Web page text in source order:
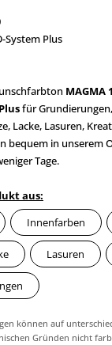
System Plus
MAGMA
für
Lacke, Lasuren,
bequem in unserem
Tage.
aus:
Innenfarben
Lasuren
können auf
Gründen nicht